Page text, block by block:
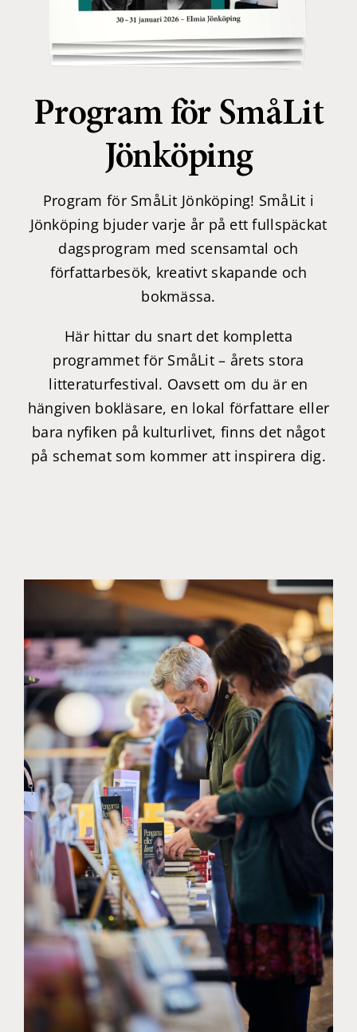
Program för SmåLit
Jönköping
Program för SmåLit Jönköping! SmåLit i
Jönköping bjuder varje år på ett fullspäckat
dagsprogram med scensamtal och
författarbesök, kreativt skapande och
bokmässa.
Här hittar du snart det kompletta
programmet för SmåLit – årets stora
litteraturfestival. Oavsett om du är en
hängiven bokläsare, en lokal författare eller
bara nyfiken på kulturlivet, finns det något
på schemat som kommer att inspirera dig.